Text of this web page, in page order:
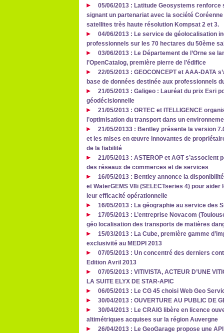
05/06/2013 : Latitude Geosystems
signant un partenariat avec la société
satellites très haute résolution Kompsat 2 et 3.
04/06/2013 : Le service de géolocalisation
professionnels sur les 70 hectares du 50ème
03/06/2013 : Le Département de l’Orne se
l’OpenCatalog, première pierre de l’édifice
22/05/2013 : GEOCONCEPT et AAA-DATA
base de données destinée aux professionnels
21/05/2013 : Galigeo : Lauréat du prix Esri
géodécisionnelle
21/05/2013 : ORTEC et ITELLIGENCE
l’optimisation du transport dans un
21/05/20133 : Bentley présente la version
et les mises en œuvre innovantes de
de la fiabilité
21/05/2013 : ASTEROP et AGT
des réseaux de commerces et de services
16/05/2013 : Bentley annonce la
et WaterGEMS V8i (SELECTseries 4) pour
leur efficacité opérationnelle
16/05/2013 : La géographie au service des
17/05/2013 : L’entreprise Novacom
géo localisation des transports de matières
15/03/2013 : La Cube, première gamme
exclusivité au MEDPI 2013
07/05/2013 : Un concentré des derniers
Edition Avril 2013
07/05/2013 : VITIVISTA, ACTEUR D’UNE
LA SUITE ELYX DE STAR-APIC
06/05/2013 : Le CG 45 choisi Web Geo
30/04/2013 : OUVERTURE AU PUBLIC DE
30/04/2013 : Le CRAIG libère en licence
altimétriques acquises sur la région Auvergne
26/04/2013 : Le GeoGarage propose une